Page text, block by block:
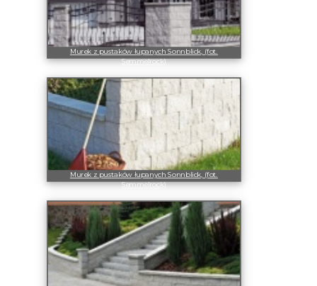
Murek z pustaków łupanych Sonnblick, (fot.
Semmelrock)
Murek z pustaków łupanych Sonnblick, (fot.
Semmelrock)